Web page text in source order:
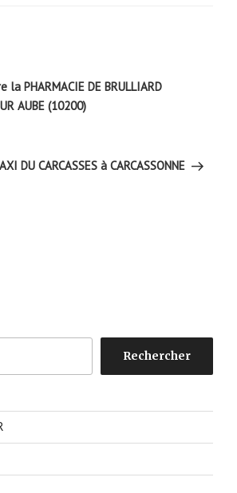
la PHARMACIE DE BRULLIARD
AUBE (10200)
DU CARCASSES à CARCASSONNE
Rechercher